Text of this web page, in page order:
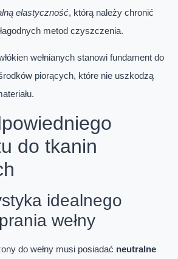
elastyczność, którą należy chronić
metod czyszczenia.
wełnianych stanowi fundament do
piorących, które nie uszkodzą
do tkanin
idealnego
wełny
do wełny musi posiadać neutralne